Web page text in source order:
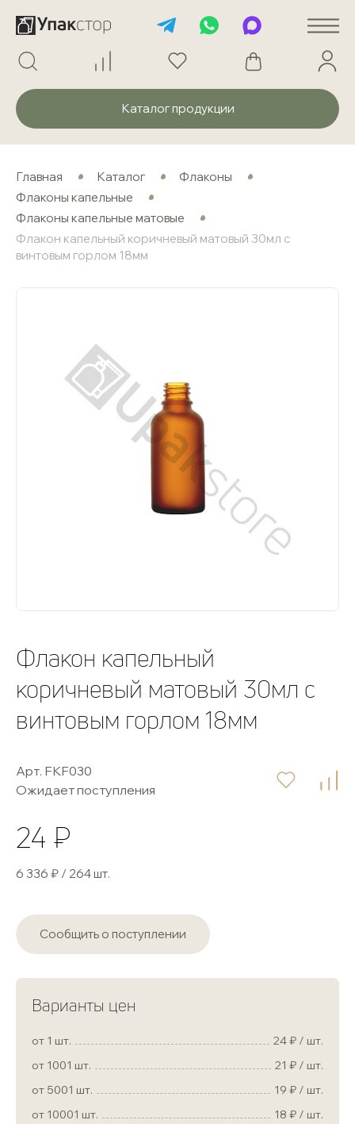
Каталог продукции
Главная Каталог
Флаконы
Флаконы капельные
Флаконы капельные матовые
Флакон капельный коричневый матовый 30мл с
винтовым горлом 18мм
Флакон капельный
коричневый матовый 30мл с
винтовым горлом 18мм
Арт. FKF030
Ожидает поступления
24 ₽
6 336 ₽ / 264 шт.
Сообщить о поступлении
Варианты цен
от 1 шт. 24
/ шт.
от 1001 шт.
21
/ шт.
от 5001 шт.
19
/ шт.
от 10001 шт.
18 / шт.